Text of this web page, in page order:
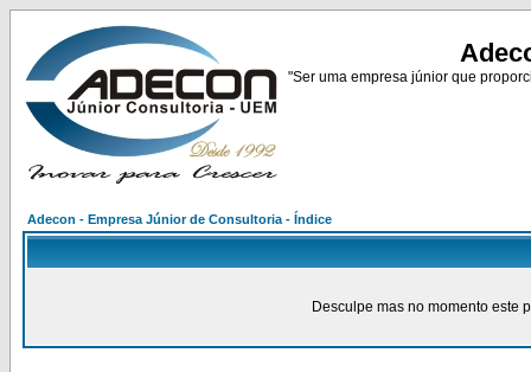
"Ser uma empresa júnior que
Adecon - Empresa Júnior de Consultoria - Índice
Desculpe mas no momento este